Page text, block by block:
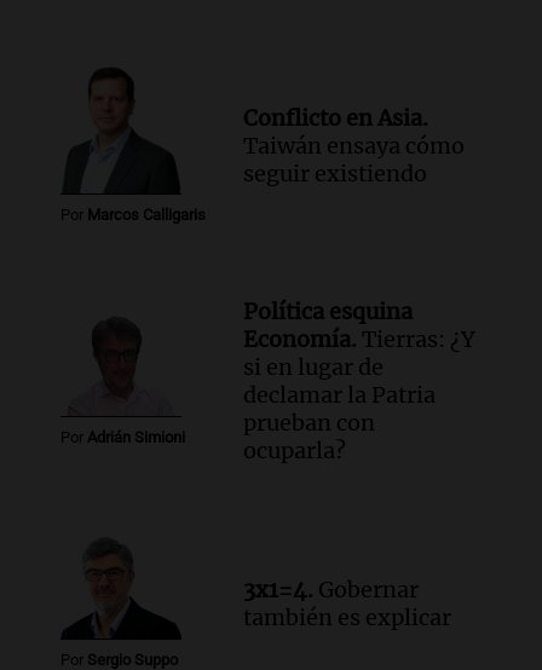
Noticias Rosario
Audio. Habló el padre de la parroquia de
San Cayetano: "Muchas personas
quedan excluidas del sistema"
Radioinforme 3 Rosario
2025 con superávit y pagará Ganancias
por primera vez
Radioinforme 3
Por Marcos Calligaris
Conflicto en Asia.
Taiwán ensaya cómo
seguir existiendo
Por Adrián Simioni
Política esquina
Economía. Tierras: ¿Y
si en lugar de
declamar la Patria
prueban con
ocuparla?
Por Sergio Suppo
3x1=4. Gobernar
también es explicar